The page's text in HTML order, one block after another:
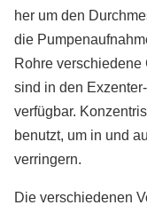
her um den
die
Rohre
sind in den
verfügbar.
benutzt, um in und
verringern.
Die verschiedenen